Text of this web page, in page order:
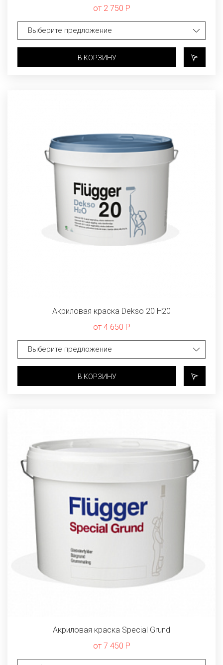
от 2 750 Р
В КОРЗИНУ
Акриловая краска Dekso 20 Н20
от 4 650 Р
В КОРЗИНУ
Акриловая краска Special Grund
от 7 450 Р